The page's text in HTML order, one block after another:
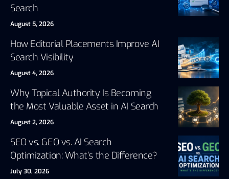
Search
August 5, 2026
How Editorial Placements Improve AI
Search Visibility
August 4, 2026
Why Topical Authority Is Becoming
the Most Valuable Asset in AI Search
August 2, 2026
SEO vs. GEO vs. AI Search
Optimization: What’s the Difference?
July 30, 2026